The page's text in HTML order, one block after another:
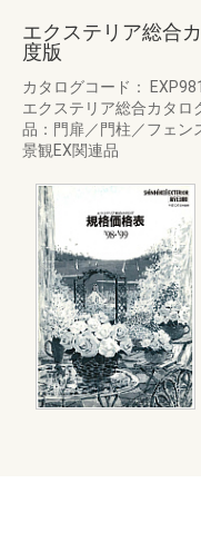
エクステリア総合
度版
カタログコード： EXP981
エクステリア総合カタロ
品：門扉／門柱／フェン
景観EX関連品